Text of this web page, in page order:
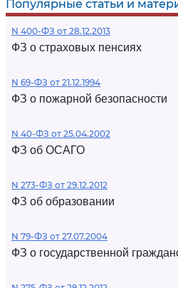
Популярные статьи и
N 400-ФЗ от 28.12.2013
ФЗ о страховых пенсиях
N 69-ФЗ от 21.12.1994
ФЗ о пожарной безопасности
N 40-ФЗ от 25.04.2002
ФЗ об ОСАГО
N 273-ФЗ от 29.12.2012
ФЗ об образовании
N 79-ФЗ от 27.07.2004
ФЗ о государственной